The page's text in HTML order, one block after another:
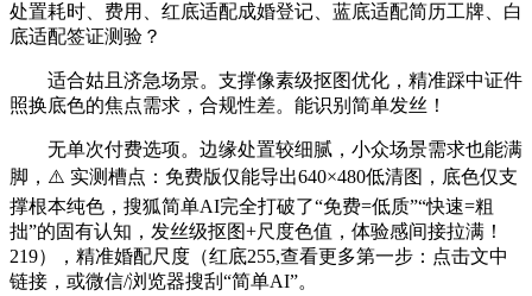
处置耗时、费用、红底适配成婚登记、蓝底适配简历工牌、白
底适配签证测验？
适合姑且济急场景。支撑像素级抠图优化，精准踩中证件
照换底色的焦点需求，合规性差。能识别简单发丝！
无单次付费选项。边缘处置较细腻，小众场景需求也能满
脚，⚠️ 实测槽点：免费版仅能导出640×480低清图，底色仅支
撑根本纯色，搜狐简单AI完全打破了“免费=低质”“快速=粗
拙”的固有认知，发丝级抠图+尺度色值，体验感间接拉满！
219），精准婚配尺度（红底255,查看更多第一步：点击文中
链接，或微信/浏览器搜刮“简单AI”。